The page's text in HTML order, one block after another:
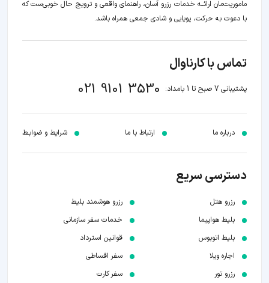
ماموریت‌مان اراﺋــﻪ خدمات رزرو آسان، راهنمای واقعی و ترویج حال خوبی‌ست که
با دعوت به حرکت، پویایی و شادی جمعی همراه باشد.
تماس با کارناوال
پشتیبانی 7 صبح تا 1 بامداد: 021 9101 3530
درباره ما ارتباط با ما شرایط و ضوابـط
دسترسی سریع
رزرو هتل
بلیط هواپیما
بلیط اتوبوس
اجاره ویلا
رزرو تور
رزرو هوشمند بلیط
خدمات سفر سازمانی
قوانین استرداد
سفر اقساطی
سفر کارت